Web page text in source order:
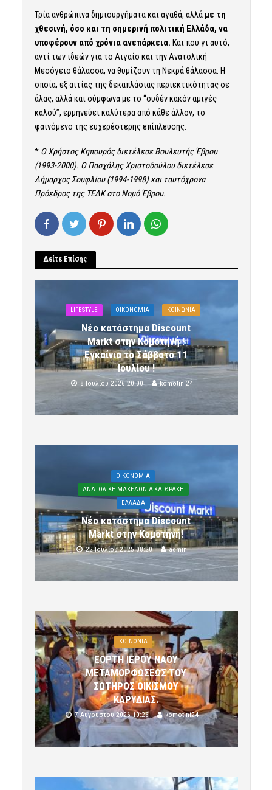
Τρία ανθρώπινα δημιουργήματα και αγαθά, αλλά με τη
χθεσινή, όσο και τη σημερινή πολιτική Ελλάδα, να
υποφέρουν από χρόνια ανεπάρκεια. Και που γι αυτό,
αντί των ιδεών για το Αιγαίο και την Ανατολική
Μεσόγειο θάλασσα, να θυμίζουν τη Νεκρά θάλασσα. Η
οποία, εξ αιτίας της δεκαπλάσιας περιεκτικότητας σε
άλας, αλλά και σύμφωνα με το “ουδέν κακόν αμιγές
καλού”, ερμηνεύει καλύτερα από κάθε άλλον, το
φαινόμενο της ευχερέστερης επίπλευσης.
* Ο Χρήστος Κηπουρός διετέλεσε Βουλευτής Έβρου
(1993-2000). Ο Πασχάλης Χριστοδούλου διετέλεσε
Δήμαρχος Σουφλίου (1994-1998) και ταυτόχρονα
Πρόεδρος της ΤΕΔΚ στο Νομό Έβρου.
Δείτε Επίσης
LIFESTYLE OIKONOMIA ΚΟΙΝΩΝΙΑ
Νέο κατάστημα Discount
Markt στην Κομοτηνή !
Εγκαίνια το Σάββατο 11
Ιουλίου !
8 Ιουλίου 2026 20:00 komotini24
OIKONOMIA
ΑΝΑΤΟΛΙΚΗ ΜΑΚΕΔΟΝΙΑ ΚΑΙ ΘΡΑΚΗ
ΕΛΛΑΔΑ
Νέο κατάστημα Discount
Markt στην Κομοτηνή!
22 Ιουλίου 2025 08:20 admin
ΚΟΙΝΩΝΙΑ
ΕΟΡΤΗ ΙΕΡΟΥ ΝΑΟΥ
ΜΕΤΑΜΟΡΦΩΣΕΩΣ ΤΟΥ
ΣΩΤΗΡΟΣ ΟΙΚΙΣΜΟΥ
ΚΑΡΥΔΙΑΣ.
7 Αυγούστου 2026 10:26 komotini24